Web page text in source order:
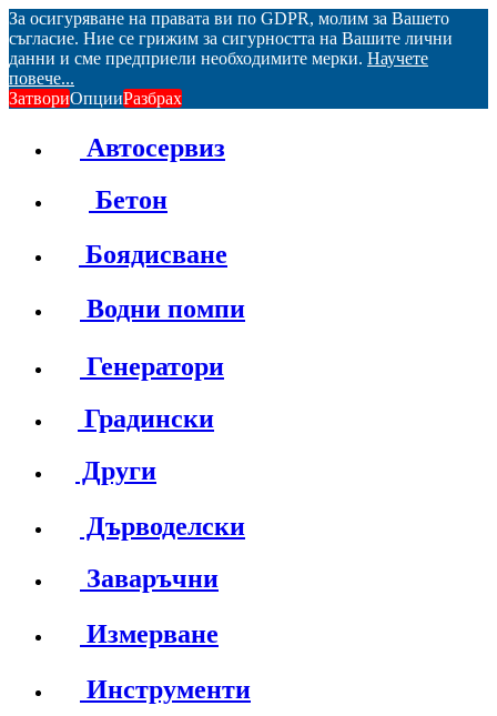
За осигуряване на правата ви по GDPR, молим за Вашето
съгласие. Ние се грижим за сигурността на Вашите лични
данни и сме предприели необходимите мерки. Научете
повече...
ЗатвориОпцииРазбрах
Автосервиз
Бетон
Боядисване
Водни помпи
Генератори
Градински
Други
Дърводелски
Заваръчни
Измерване
Инструменти